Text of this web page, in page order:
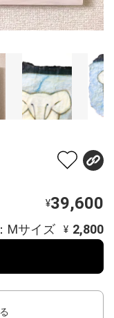
¥39,600
Mサイズ ¥ 2,800